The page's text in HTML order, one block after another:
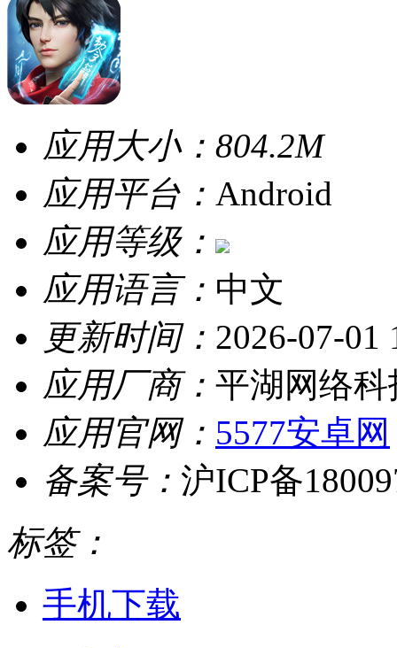
应用大小： 804.2M
应用平台： Android
应用等级：
应用语言： 中文
更新时间： 2026-07-01
应用厂商： 平湖网络
应用官网： 5577安卓网
备案号： 沪ICP备
标签：
手机下载